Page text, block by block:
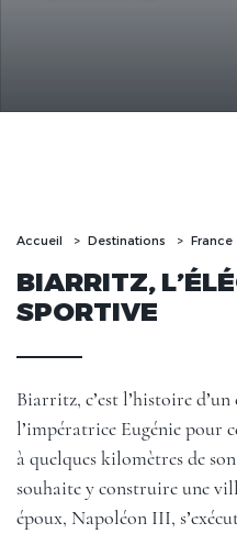
Accueil Destinations France
BIARRITZ,
SPORTIVE
Biarritz, c’est l’histoire
l’impératrice Eugénie pour
à quelques kilomètres de
souhaite y construire une
époux, Napoléon III,